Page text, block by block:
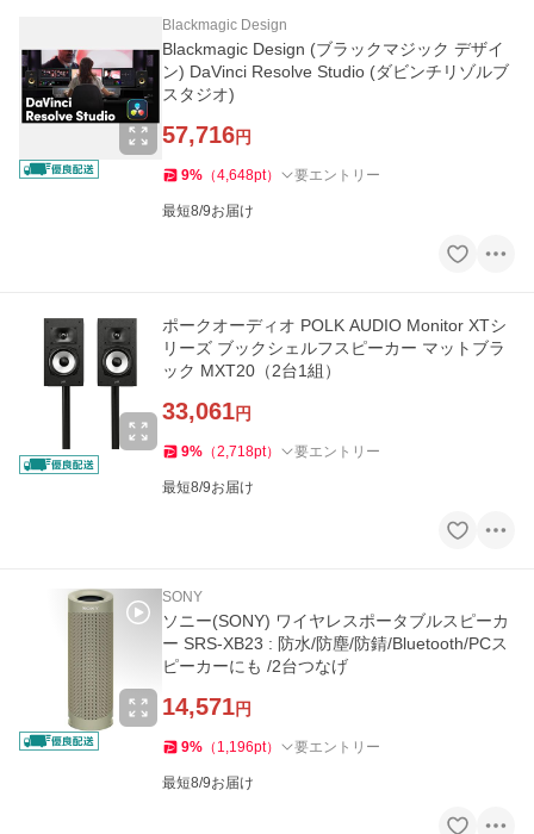
Blackmagic Design
Blackmagic Design (ブラックマジック デザイ
ン) DaVinci Resolve Studio (ダビンチリゾルブ
スタジオ)
57,716円
9% （4,648pt） 要エントリー
最短8/9お届け
ポークオーディオ POLK AUDIO Monitor XTシ
リーズ ブックシェルフスピーカー マットブラ
ック MXT20（2台1組）
33,061円
9% （2,718pt） 要エントリー
最短8/9お届け
SONY
ソニー(SONY) ワイヤレスポータブルスピーカ
ー SRS-XB23 : 防水/防塵/防錆/Bluetooth/PCス
ピーカーにも /2台つなげ
14,571円
9% （ 1,196pt） 要エントリー
最短8/9お届け